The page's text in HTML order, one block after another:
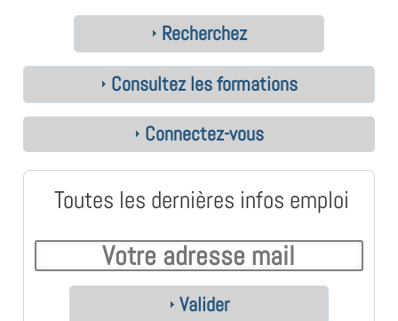
Recherchez
Consultez les formations
Connectez-vous
Toutes les dernières infos emploi
Valider